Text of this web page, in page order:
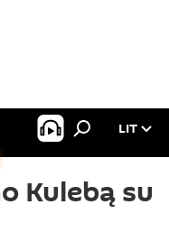
LIT
Kulebą su